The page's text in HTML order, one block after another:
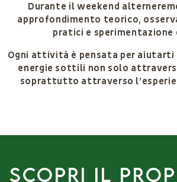
Durante il weekend
approfondimento teorico,
pratici e
Ogni attività è pensata per aiutarti
energie sottili non solo
soprattutto attraverso
SCOPRI IL